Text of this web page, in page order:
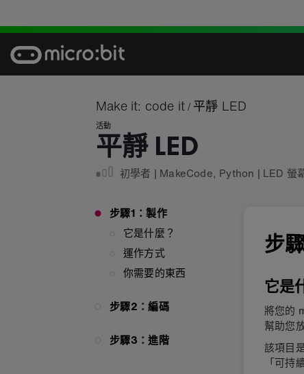
content
Make it: code it / 平靜 LED
活動
平靜 LED
初學者 | MakeCode, Python | LED 螢
步驟1：製作
它是什麼？
運作方式
你需要的東西
步驟2：編碼
步驟3：進階
步
它是
將您的
幫助您
該項目
「可持